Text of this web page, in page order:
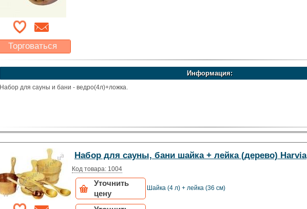
Торговаться
Какая цена Вас
устроит?
Информация:
Набор для сауны и бани - ведро(4л)+ложка.
Набор для сауны, бани шайка + лейка (дерево) Harvia
Код товара: 1004
Уточнить
цену
Шайка (4 л) + лейка (36 см)